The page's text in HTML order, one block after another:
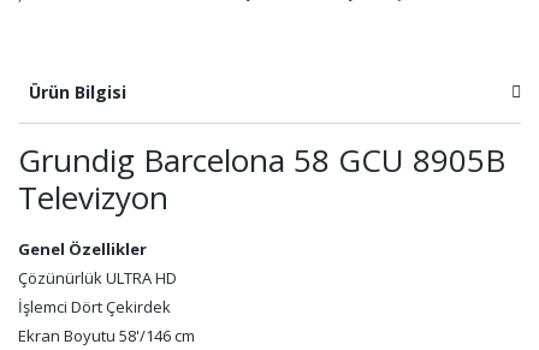
Ürün Bilgisi
Grundig Barcelona 58 GCU 8905B
Televizyon
Genel Özellikler
Çözünürlük ULTRA HD
İşlemci Dört Çekirdek
Ekran Boyutu 58'/146 cm